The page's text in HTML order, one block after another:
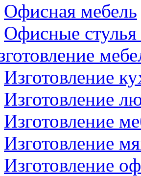
Офисная мебель
Офисные стулья
Изготовление
Изготовление
Изготовление
Изготовление
Изготовление